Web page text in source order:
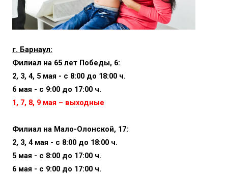
г. Барнаул:
Филиал на 65 лет Победы, 6:
2, 3, 4, 5 мая - с 8:00 до 18:00 ч.
6 мая - с 9:00 до 17:00 ч.
1, 7, 8, 9 мая – выходные
Филиал на Мало-Олонской, 17:
2, 3, 4 мая - с 8:00 до 18:00 ч.
5 мая - с 8:00 до 17:00 ч.
6 мая - с 9:00 до 17:00 ч.